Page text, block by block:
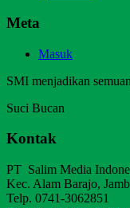
Meta
Masuk
SMI menjadikan
Suci Bucan
Kontak
PT Salim Media
Kec. Alam Barajo,
Telp. 0741-3062851